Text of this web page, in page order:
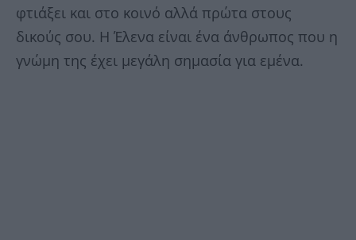
φτιάξει και στο κοινό αλλά πρώτα στους
δικούς σου. Η Έλενα είναι ένα άνθρωπος που η
γνώμη της έχει μεγάλη σημασία για εμένα.